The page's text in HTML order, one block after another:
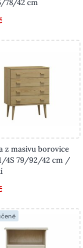
78/42 cm
z masivu borovice
4S 79/92/42 cm /